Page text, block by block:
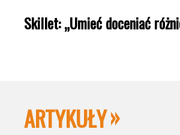
Skillet: „Umieć doceniać
ARTYKUŁY